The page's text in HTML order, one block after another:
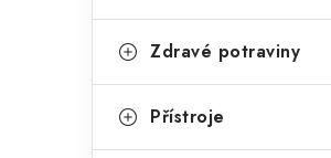
n
n
i
Zdravé potraviny
Přístroje